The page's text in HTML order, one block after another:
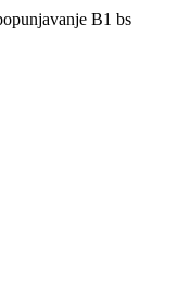
B1 bs